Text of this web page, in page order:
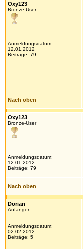
Oxy123
Bronze-User
Anmeldungsdatum:
12.01.2012
Beiträge: 79
Nach oben
Oxy123
Bronze-User
Anmeldungsdatum:
12.01.2012
Beiträge: 79
Nach oben
Dorian
Anfänger
Anmeldungsdatum:
02.02.2012
Beiträge: 5